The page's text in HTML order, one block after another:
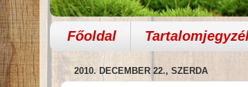
Főoldal
2010. DECEMBER 22., SZERDA